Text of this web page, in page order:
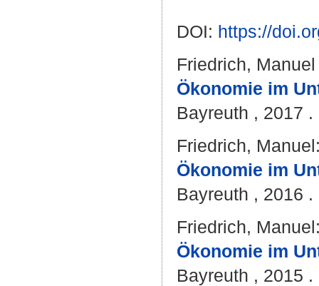
DOI: https://
Friedrich, Manuel
Ökonomie im
Bayreuth , 2017 .
Friedrich, Manuel
Ökonomie im
Bayreuth , 2016 .
Friedrich, Manuel
Ökonomie im
Bayreuth , 2015 .